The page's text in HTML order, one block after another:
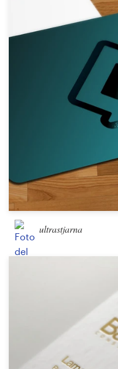
ultrastjarna
Diseño de logotipo
Tarjeta de presentación
Diseño de páginas web
Soporte
+1 877 513 9415